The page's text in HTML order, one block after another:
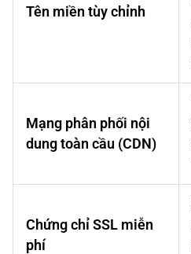
Tên miền tùy chỉnh
Mạng phân phối nội
dung toàn cầu (CDN)
Chứng chỉ SSL miễn
phí